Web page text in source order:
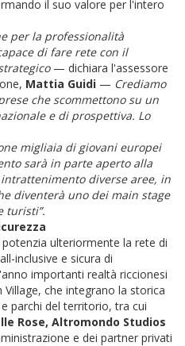
il suo valore per l'intero
per la professionalità
di fare rete con il
— dichiara l'assessore
Mattia Guidi — Crediamo
che scommettono su un
e di prospettiva. Lo
migliaia di giovani europei
sarà in parte aperto alla
diverse aree, in
diventerà uno dei main stage
turisti”.
ulteriormente la rete di
inclusive e sicura di
importanti realtà riccionesi
che integrano la storica
parchi del territorio, tra cui
Rose, Altromondo Studios
e dei partner privati